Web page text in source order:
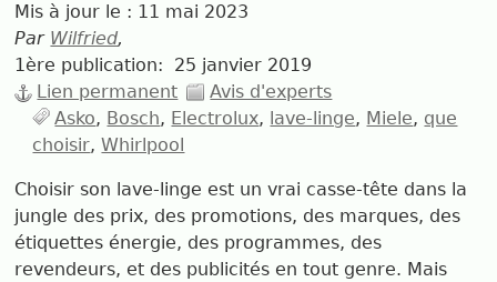
Mis à jour le : 11 mai 2023
Par Wilfried,
1ère publication: 25 janvier 2019
Lien permanent
Avis d'experts
Asko
Bosch Electrolux lave-linge Miele
que
choisir Whirlpool
Choisir son lave-linge est un vrai casse-tête dans la
jungle des prix, des promotions, des marques, des
étiquettes énergie, des programmes, des
revendeurs, et des publicités en tout genre. Mais